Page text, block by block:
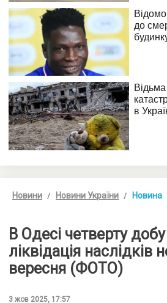
Новини Новини України Новина
В Одесі четверту
ліквідація наслідків
вересня (ФОТО)
3 жов 2025, 17:57